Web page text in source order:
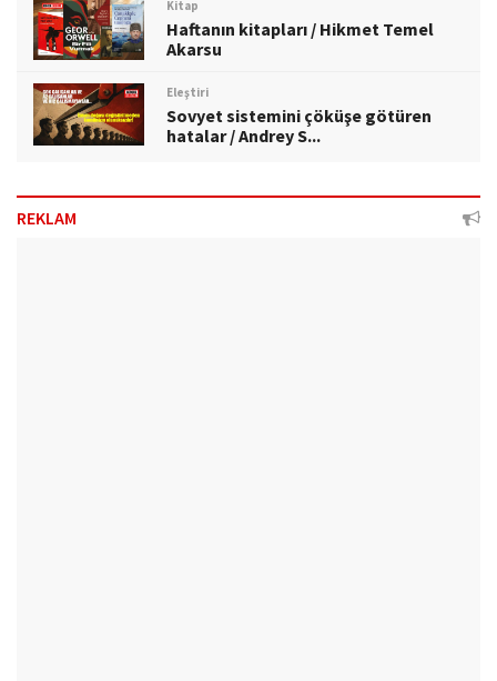
Kitap
Haftanın kitapları / Hikmet Temel
Akarsu
Eleştiri
Sovyet sistemini çöküşe götüren
hatalar / Andrey S...
REKLAM